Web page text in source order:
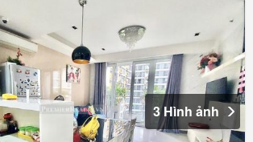
3 Hình ảnh